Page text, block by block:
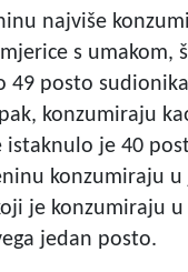
najviše
s umakom,
49 posto
konzumiraju
istaknulo je 40
konzumiraju u
je konzumiraju u
jedan posto.